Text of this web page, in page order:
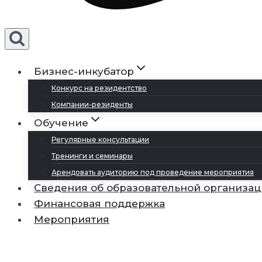
Бизнес-инкубатор
Конкурс на резидентство
Компании-резиденты
Обучение
Регулярные консультации
Тренинги и семинары
Арендовать аудиторию под проведение мероприятия
Сведения об образовательной
Финансовая поддержка
Мероприятия